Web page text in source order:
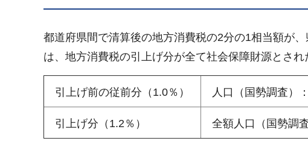
都道府県間で清算後の地方消費税の2分の1相当額が
は、地方消費税の引上げ分が全て社会保障財源とさ
引上げ前の従前分（1.0％） 人口（国勢調査）
引上げ分（1.2％） 全額人口（国勢調